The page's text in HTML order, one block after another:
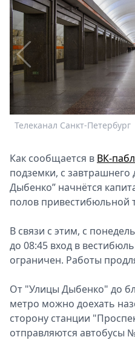
О
Metro
Стримы
Спецпроекты
Звезды
Выборы
2026
Скачай
Metro
Телеканал Санкт-Петербург
Как сообщается в ВК-
подземки, с завтрашнего
Дыбенко” начнётся
полов привестибюльной
В связи с этим, с
до 08:45 вход в
ограничен. Работы
От "Улицы Дыбенко" до
метро можно доехать
сторону станции
отправляются автобусы